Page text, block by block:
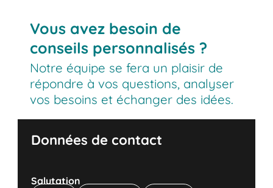
Vous avez besoin de
conseils personnalisés ?
Notre équipe se fera un plaisir de
répondre à vos questions, analyser
vos besoins et échanger des idées.
Données de contact
Salutation